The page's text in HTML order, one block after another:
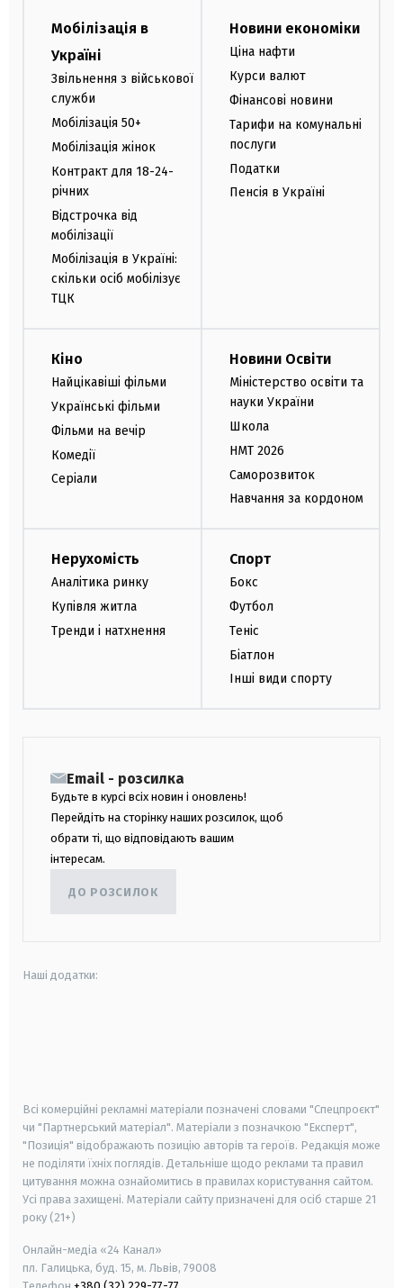
Мобілізація в
Україні
Звільнення з військової
служби
Мобілізація 50+
Мобілізація жінок
Контракт для 18-24-
річних
Відстрочка від
мобілізації
Мобілізація в Україні:
скільки осіб мобілізує
ТЦК
Новини економіки
Ціна нафти
Курси валют
Фінансові новини
Тарифи на комунальні
послуги
Податки
Пенсія в Україні
Кіно
Найцікавіші фільми
Українські фільми
Фільми на вечір
Комедії
Серіали
Новини Освіти
Міністерство освіти та
науки України
Школа
НМТ 2026
Саморозвиток
Навчання за кордоном
Нерухомість
Аналітика ринку
Купівля житла
Тренди і натхнення
Спорт
Бокс
Футбол
Теніс
Біатлон
Інші види спорту
Email - розсилка
Будьте в курсі всіх новин і оновлень!
Перейдіть на сторінку наших розсилок, щоб
обрати ті, що відповідають вашим
інтересам.
ДО РОЗСИЛОК
Наші додатки:
Всі комерційні рекламні матеріали позначені словами "Спецпроєкт"
чи "Партнерський матеріал". Матеріали з позначкою "Експерт",
"Позиція" відображають позицію авторів та героїв. Редакція може
не поділяти їхніх поглядів. Детальніше щодо реклами та правил
цитування можна ознайомитись в правилах користування сайтом.
Усі права захищені. Матеріали сайту призначені для осіб старше 21
року (21+)
Онлайн-медіа «24 Канал»
пл. Галицька, буд. 15, м. Львів, 79008